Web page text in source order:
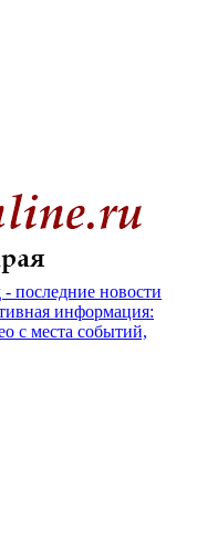
последние новости
информация:
с места событий,